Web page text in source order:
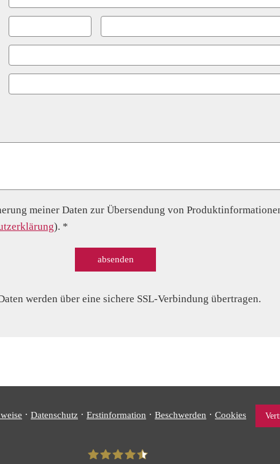
meiner Daten zur Übersendung von
). *
absenden
werden über eine sichere SSL-Verbindung übertragen.
· Datenschutz · Erstinformation · Beschwerden · Cookies